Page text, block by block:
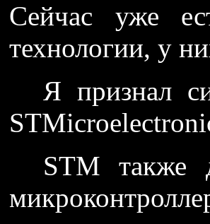
Сейчас уже
технологии, у
Я признал
STM также